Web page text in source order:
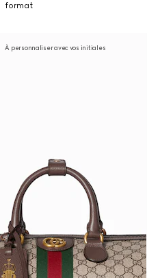
format
À personnaliser avec vos initiales